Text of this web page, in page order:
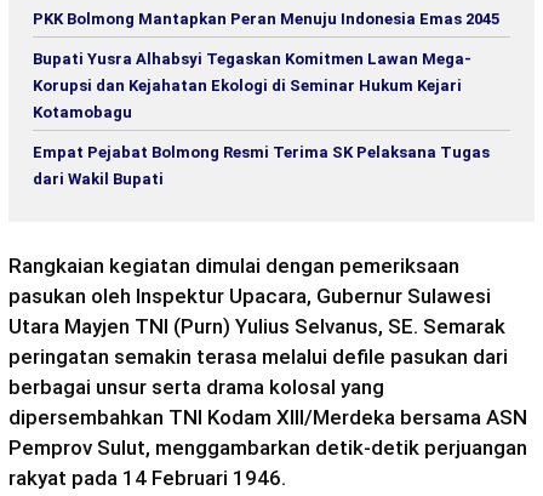
PKK Bolmong Mantapkan Peran Menuju Indonesia Emas 2045
Bupati Yusra Alhabsyi Tegaskan Komitmen Lawan Mega-
Korupsi dan Kejahatan Ekologi di Seminar Hukum Kejari
Kotamobagu
Empat Pejabat Bolmong Resmi Terima SK Pelaksana Tugas
dari Wakil Bupati
Rangkaian kegiatan dimulai dengan pemeriksaan
pasukan oleh Inspektur Upacara, Gubernur Sulawesi
Utara Mayjen TNI (Purn) Yulius Selvanus, SE. Semarak
peringatan semakin terasa melalui defile pasukan dari
berbagai unsur serta drama kolosal yang
dipersembahkan TNI Kodam XIII/Merdeka bersama ASN
Pemprov Sulut, menggambarkan detik-detik perjuangan
rakyat pada 14 Februari 1946.